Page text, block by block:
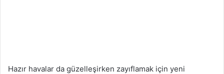
Hazır havalar da güzelleşirken zayıflamak için yeni